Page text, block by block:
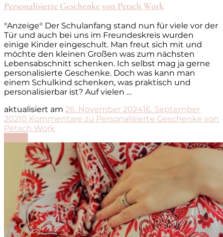
Personalisierte Geschenke von Petsch Work
°Anzeige° Der Schulanfang stand nun für viele vor der
Tür und auch bei uns im Freundeskreis wurden
einige Kinder eingeschult. Man freut sich mit und
möchte den kleinen Großen was zum nächsten
Lebensabschnitt schenken. Ich selbst mag ja gerne
personalisierte Geschenke. Doch was kann man
einem Schulkind schenken, was praktisch und
personalisierbar ist? Auf vielen …
aktualisiert am 26. November 202416. September
20210 Kommentare zu Personalisierte Geschenke von
Petsch Work